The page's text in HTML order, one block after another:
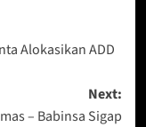
Alokasikan ADD
Next:
– Babinsa Sigap